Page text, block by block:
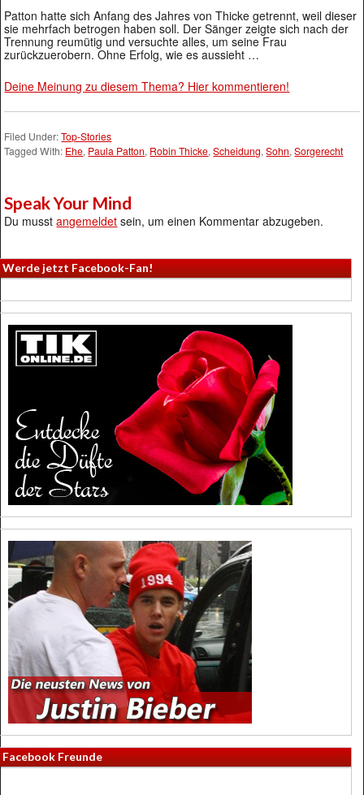
Patton hatte sich Anfang des Jahres von Thicke getrennt, weil dieser
sie mehrfach betrogen haben soll. Der Sänger zeigte sich nach der
Trennung reumütig und versuchte alles, um seine Frau
zurückzuerobern. Ohne Erfolg, wie es aussieht …
Deine Meinung zu diesem Thema? Hier kommentieren!
Filed Under:Top-Stories
Tagged With: Ehe, Paula Patton, Robin Thicke,Scheidung,Sohn,Sorgerecht
Speak Your Mind
Du musstangemeldet sein, um einen Kommentar abzugeben.
Werde jetzt Facebook-Fan!
Facebook Freunde